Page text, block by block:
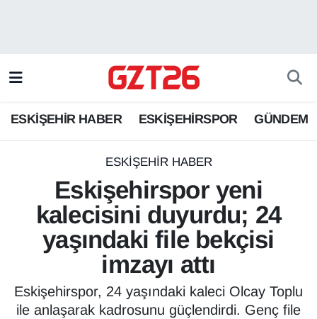
ESKİŞEHİR HABER ESKİŞEHİRSPOR GÜNDEM
ESKİŞEHİR HABER
Eskişehirspor yeni
kalecisini duyurdu; 24
yaşındaki file bekçisi
imzayı attı
Eskişehirspor, 24 yaşındaki kaleci Olcay Toplu
ile anlaşarak kadrosunu güçlendirdi. Genç file
ESKİŞEHİRSPOR
GÜNDEM
Odunpazarı Trafik Yoğunluk Haritası
Süper Lig Puan Durumu ve Fikstür
Tüm Manşetler
Son Dakika Haberleri
Haber Arşivi